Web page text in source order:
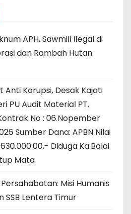
APH, Sawmill Ilegal di
dan Rambah Hutan
Anti Korupsi, Desak Kajati
PU Audit Material PT.
No : 06.Nopember
Sumber Dana: APBN Nilai
Diduga Ka.Balai
Mata
Misi Humanis
SSB Lentera Timur